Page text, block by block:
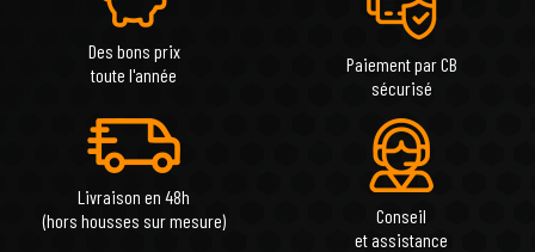
Des bons prix
toute l'année
Paiement par CB
sécurisé
Livraison en 48h
(hors housses sur mesure)
Conseil
et assistance